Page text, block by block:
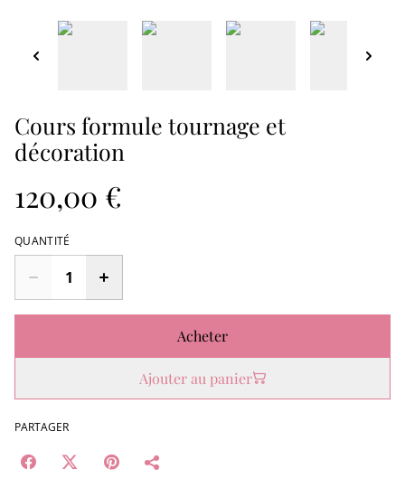
Cours formule tournage et
décoration
120,00 €
QUANTITÉ
Acheter
Ajouter au panier
PARTAGER